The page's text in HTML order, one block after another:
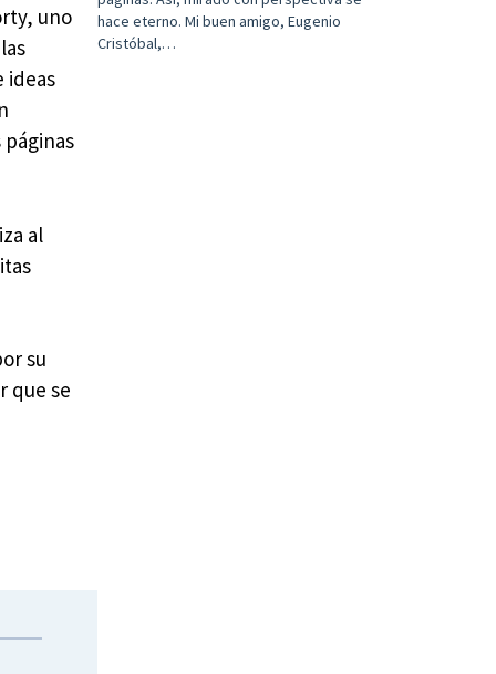
uno
ideas
al
su
que se
hace eterno. Mi buen amigo, Eugenio
Cristóbal,…